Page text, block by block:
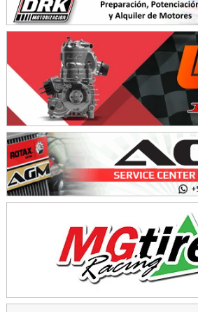
Moto Club Reginense (Tierra)
Gral. E. Godoy (Río Negro)
Juventud Unida (Tierra)
Humboldt (Santa Fe)
NORESTE SANTAFESINO - F6
Ciudad de Avellaneda (Asfalto)
Avellaneda (Santa Fe)
SUR SANTAFESINO - F4
José Samuel Sánchez (Tierra)
Rufino (Santa Fe)
El Timbó (Tucumán)